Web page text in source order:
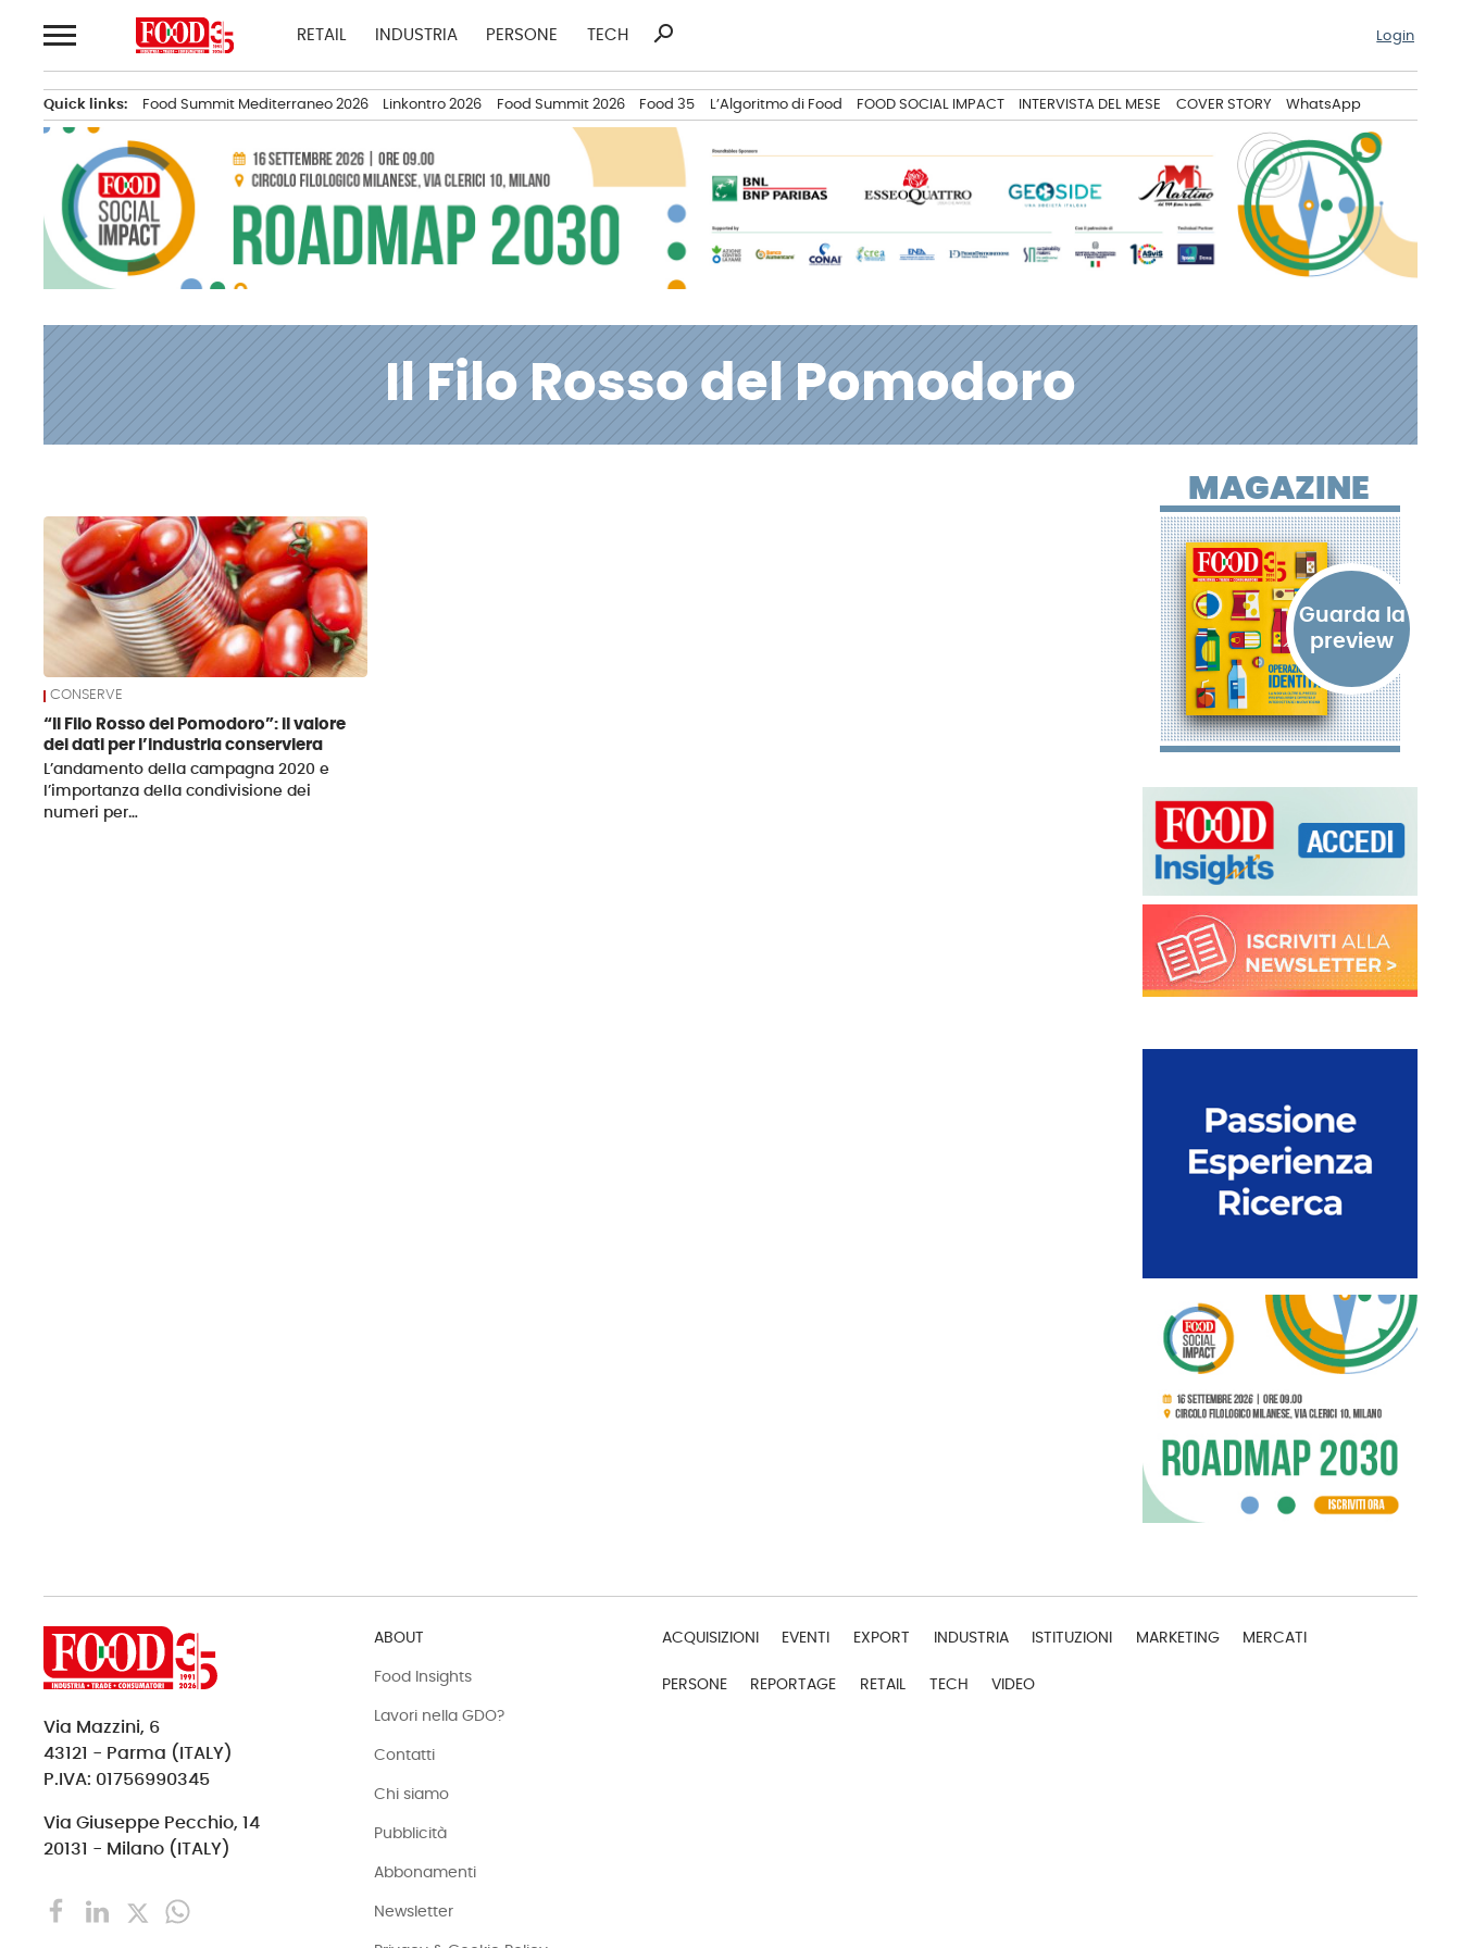
al
RETAIL INDUSTRIA PERSONE TECH
Ricerca
search Login
Quick links: Food Summit Mediterraneo 2026 Linkontro 2026 Food Summit 2026 Food 35 L’Algoritmo di Food FOOD SOCIAL IMPACT INTERVISTA DEL MESE COVER STORY WhatsApp
Il Filo Rosso del Pomodoro
News
CONSERVE
“Il Filo Rosso del Pomodoro”: il valore
dei dati per l’industria conserviera
L’andamento della campagna 2020 e
l’importanza della condivisione dei
numeri per…
MAGAZINE
Via Mazzini, 6
43121 - Parma (ITALY)
P.IVA: 01756990345
Via Giuseppe Pecchio, 14
20131 - Milano (ITALY)
ABOUT
Food Insights
Lavori nella GDO?
Contatti
Chi siamo
Pubblicità
Abbonamenti
Newsletter
ACQUISIZIONI EVENTI EXPORT INDUSTRIA ISTITUZIONI MARKETING MERCATI
PERSONE REPORTAGE RETAIL TECH VIDEO